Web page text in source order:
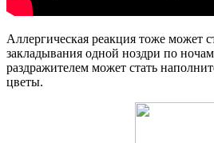
Аллергическая реакция тоже может
закладывания одной ноздри по
раздражителем может стать
цветы.